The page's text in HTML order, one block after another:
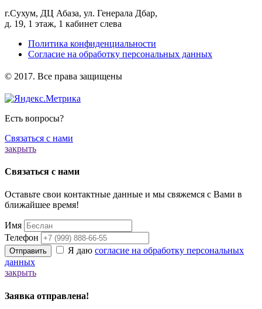
г.Сухум, ДЦ Абаза, ул. Генерала Дбар,
д. 19, 1 этаж, 1 кабинет слева
Политика конфиденциальности
Согласие на обработку персональных данных
️© 2017. Все права защищены
Есть вопросы?
Связаться с нами
закрыть
Связаться с нами
Оставьте свои контактные данные и мы свяжемся с Вами в
ближайшее время!
Имя
Телефон
Отправить Я даю согласие на обработку персональных
данных
закрыть
Заявка отправлена!